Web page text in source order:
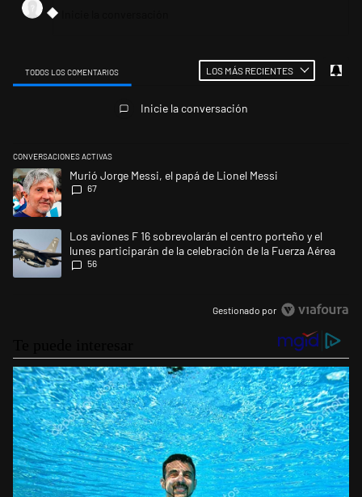
TODOS LOS COMENTARIOS LOS MÁS RECIENTES
Inicie la conversación
CONVERSACIONES ACTIVAS
Este listado muestra los artículos con más comentarios en los últimos
Un artículo de tendencia con el título "Murió Jorge Messi, el papá de
Murió Jorge Messi, el papá de Lionel Messi
67
Un artículo de tendencia con el título "Los aviones F 16 sobrevolarán
Los aviones F 16 sobrevolarán el centro porteño y el
lunes participarán de la celebración de la Fuerza Aérea
56
Gestionado por